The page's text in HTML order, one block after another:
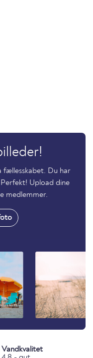
fællesskabet. Du har
Upload dine
medlemmer.
Vandkvalitet